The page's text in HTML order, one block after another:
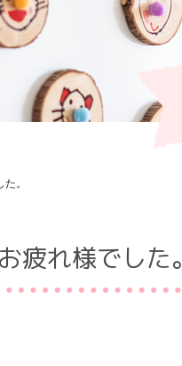
。
疲れ様でした。